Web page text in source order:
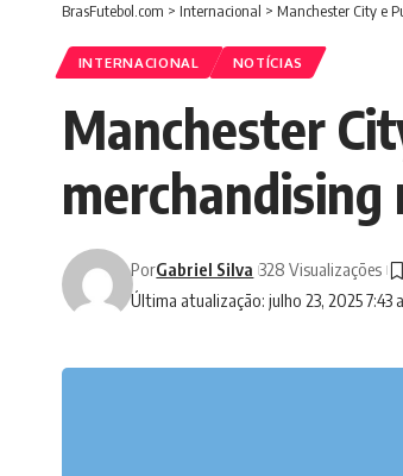
BrasFutebol.com > Internacional > Manchester City e
INTERNACIONAL NOTÍCIAS
Manchester
Última atualização: julho 23, 2025 7:43
PorGabriel Silva 328 Visualizações